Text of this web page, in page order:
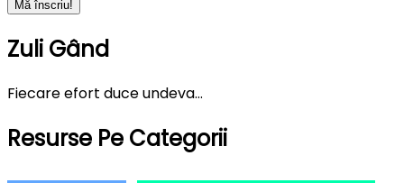
Zuli Gând
Fiecare efort duce undeva…
Resurse Pe Categorii